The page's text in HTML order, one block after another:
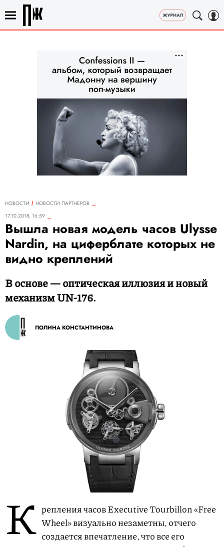
НОВОСТИ
НОВОСТИ ПАРТНЕРОВ
17.10.2018, 16:59
Вышла новая модель часов Ulysse
Nardin, на циферблате которых не
видно креплений
В основе — оптическая иллюзия и новый
механизм UN-176.
ПОЛИНА КОНСТАНТИНОВА
К репления часов Executive Tourbillon «Free
Wheel» визуально незаметны, отчего
создается впечатление, что все его